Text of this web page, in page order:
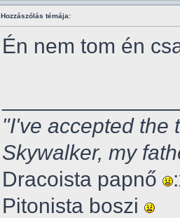
Hozzászólás témája:
Én nem tom én
"I've accepted the
Skywalker, my
Dracoista papnő
Pitonista boszi